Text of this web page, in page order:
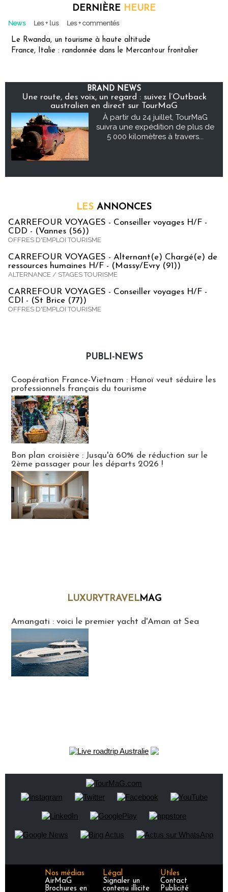
DERNIÈRE HEURE
News Les + lus Les + commentés
Le Rwanda, un tourisme à haute altitude
France, Italie : randonnée dans le Mercantour frontalier
BRAND NEWS
Une route, des voix, un regard : suivez l’Outback
australien en direct sur TourMaG
À partir du 24 juillet, TourMaG
suivra une expédition de plus de
5 000 kilomètres à travers...
LES ANNONCES
CARREFOUR VOYAGES - Conseiller voyages H/F -
CDD - (Vannes (56))
OFFRES D'EMPLOI TOURISME
CARREFOUR VOYAGES - Alternant(e) Chargé(e) de
ressources humaines H/F - (Massy/Evry (91))
ALTERNANCE / STAGES TOURISME
CARREFOUR VOYAGES - Conseiller voyages H/F -
CDI - (St Brice (77))
OFFRES D'EMPLOI TOURISME
PUBLI-NEWS
Coopération France-Vietnam : Hanoï veut séduire les
professionnels français du tourisme
Bon plan croisière : Jusqu'à 60% de réduction sur le
2ème passager pour les départs 2026 !
LUXURYTRAVELMAG
Amangati : voici le premier yacht d'Aman at Sea
Nos médias
AirMaG
Brochures en
Légal
Signaler un
contenu illicite
Utiles
Contact
Publicité